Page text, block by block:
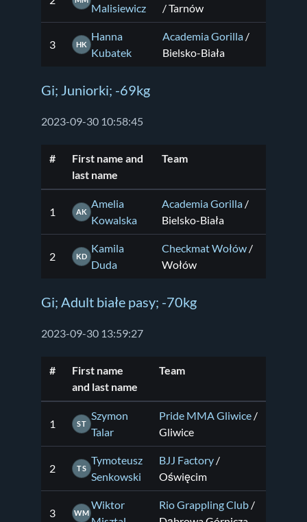
Malisiewicz / Tarnów
3 HK
Hanna
Kubatek
Academia Gorilla /
Bielsko-Biała
Gi; Juniorki; -69kg
2023-09-30 10:58:45
#
First name and
last name
Team
1 AK
Amelia
Kowalska
Academia Gorilla /
Bielsko-Biała
2 KD
Kamila
Duda
Checkmat Wołów /
Wołów
Gi; Adult białe pasy; -70kg
2023-09-30 13:59:27
#
First name
and last name
Team
1 ST
Szymon
Talar
Pride MMA Gliwice /
Gliwice
2 TS
Tymoteusz
Senkowski
BJJ Factory /
Oświęcim
3 WM
Wiktor
Rio Grappling Club /